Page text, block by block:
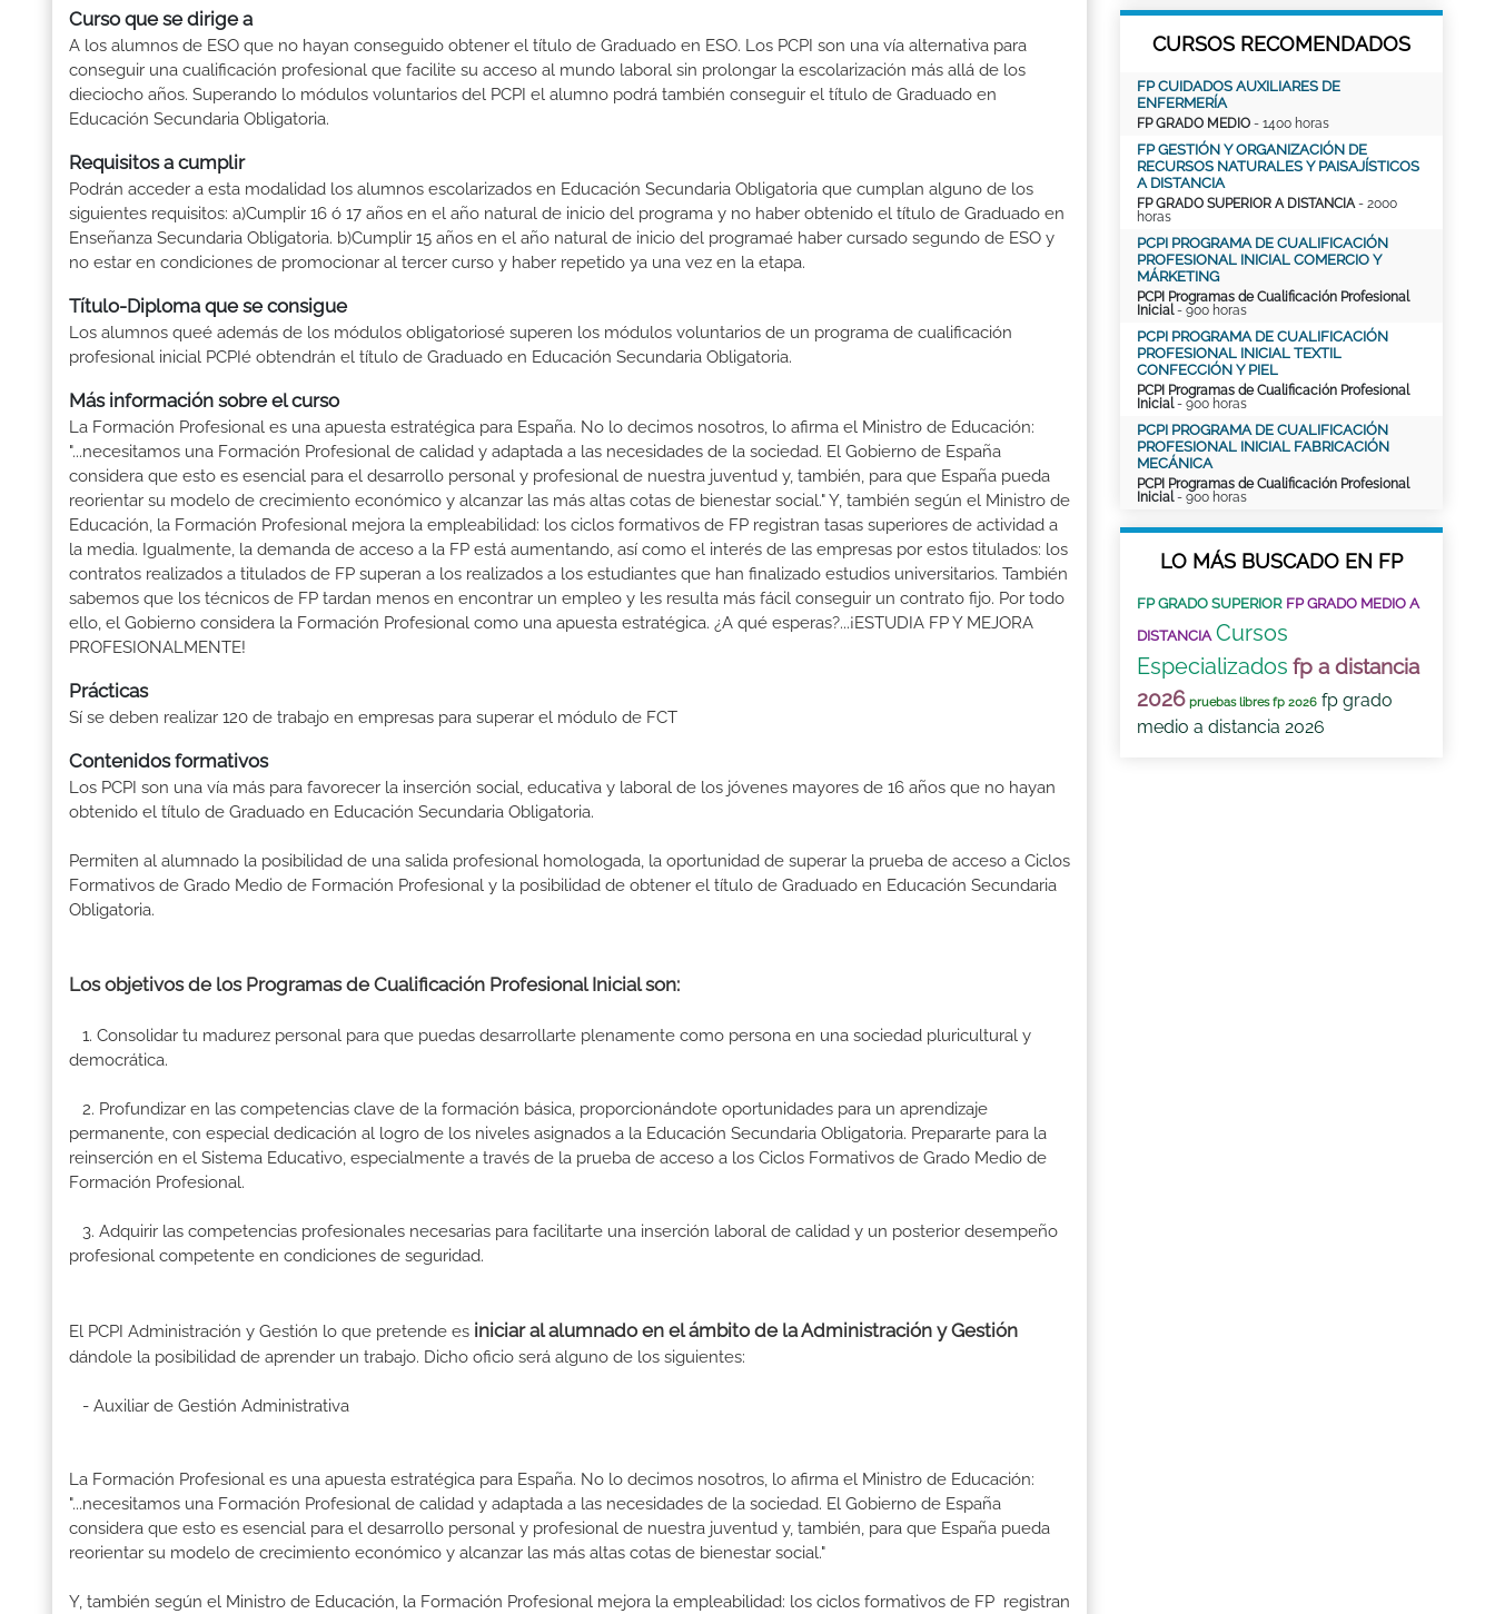
Curso que se dirige a
A los alumnos de ESO que no hayan conseguido obtener el título de Graduado en ESO. Los PCPI son una vía alternativa para
conseguir una cualificación profesional que facilite su acceso al mundo laboral sin prolongar la escolarización más allá de los
dieciocho años. Superando lo módulos voluntarios del PCPI el alumno podrá también conseguir el título de Graduado en
Educación Secundaria Obligatoria.
Requisitos a cumplir
Podrán acceder a esta modalidad los alumnos escolarizados en Educación Secundaria Obligatoria que cumplan alguno de los
siguientes requisitos: a)Cumplir 16 ó 17 años en el año natural de inicio del programa y no haber obtenido el título de Graduado en
Enseñanza Secundaria Obligatoria. b)Cumplir 15 años en el año natural de inicio del programaé haber cursado segundo de ESO y
no estar en condiciones de promocionar al tercer curso y haber repetido ya una vez en la etapa.
Título-Diploma que se consigue
Los alumnos queé además de los módulos obligatoriosé superen los módulos voluntarios de un programa de cualificación
profesional inicial PCPIé obtendrán el título de Graduado en Educación Secundaria Obligatoria.
Más información sobre el curso
La Formación Profesional es una apuesta estratégica para España. No lo decimos nosotros, lo afirma el Ministro de Educación:
"...necesitamos una Formación Profesional de calidad y adaptada a las necesidades de la sociedad. El Gobierno de España
considera que esto es esencial para el desarrollo personal y profesional de nuestra juventud y, también, para que España pueda
reorientar su modelo de crecimiento económico y alcanzar las más altas cotas de bienestar social." Y, también según el Ministro de
Educación, la Formación Profesional mejora la empleabilidad: los ciclos formativos de FP registran tasas superiores de actividad a
la media. Igualmente, la demanda de acceso a la FP está aumentando, así como el interés de las empresas por estos titulados: los
contratos realizados a titulados de FP superan a los realizados a los estudiantes que han finalizado estudios universitarios. También
sabemos que los técnicos de FP tardan menos en encontrar un empleo y les resulta más fácil conseguir un contrato fijo. Por todo
ello, el Gobierno considera la Formación Profesional como una apuesta estratégica. ¿A qué esperas?...¡ESTUDIA FP Y MEJORA
PROFESIONALMENTE!
Prácticas
Sí se deben realizar 120 de trabajo en empresas para superar el módulo de FCT
Contenidos formativos
Los PCPI son una vía más para favorecer la inserción social, educativa y laboral de los jóvenes mayores de 16 años que no hayan
obtenido el título de Graduado en Educación Secundaria Obligatoria.
Permiten al alumnado la posibilidad de una salida profesional homologada, la oportunidad de superar la prueba de acceso a Ciclos
Formativos de Grado Medio de Formación Profesional y la posibilidad de obtener el título de Graduado en Educación Secundaria
Obligatoria.
Los objetivos de los Programas de Cualificación Profesional Inicial son:
1. Consolidar tu madurez personal para que puedas desarrollarte plenamente como persona en una sociedad pluricultural y
democrática.
2. Profundizar en las competencias clave de la formación básica, proporcionándote oportunidades para un aprendizaje
permanente, con especial dedicación al logro de los niveles asignados a la Educación Secundaria Obligatoria. Prepararte para la
reinserción en el Sistema Educativo, especialmente a través de la prueba de acceso a los Ciclos Formativos de Grado Medio de
Formación Profesional.
3. Adquirir las competencias profesionales necesarias para facilitarte una inserción laboral de calidad y un posterior desempeño
profesional competente en condiciones de seguridad.
El PCPI Administración y Gestión lo que pretende es iniciar al alumnado en el ámbito de la Administración y Gestión
dándole la posibilidad de aprender un trabajo. Dicho oficio será alguno de los siguientes:
- Auxiliar de Gestión Administrativa
La Formación Profesional es una apuesta estratégica para España. No lo decimos nosotros, lo afirma el Ministro de Educación:
"...necesitamos una Formación Profesional de calidad y adaptada a las necesidades de la sociedad. El Gobierno de España
considera que esto es esencial para el desarrollo personal y profesional de nuestra juventud y, también, para que España pueda
reorientar su modelo de crecimiento económico y alcanzar las más altas cotas de bienestar social."
Y, también según el Ministro de Educación, la Formación Profesional mejora la empleabilidad: los ciclos formativos de FP registran
CURSOS RECOMENDADOS
FP CUIDADOS AUXILIARES DE
ENFERMERÍA
FP GRADO MEDIO - 1400 horas
FP GESTIÓN Y ORGANIZACIÓN DE
RECURSOS NATURALES Y PAISAJÍSTICOS
A DISTANCIA
FP GRADO SUPERIOR A DISTANCIA- 2000
horas
PCPI PROGRAMA DE CUALIFICACIÓN
PROFESIONAL INICIAL COMERCIO Y
MÁRKETING
PCPI Programas de Cualificación Profesional
Inicial- 900 horas
PCPI PROGRAMA DE CUALIFICACIÓN
PROFESIONAL INICIAL TEXTIL
CONFECCIÓN Y PIEL
PCPI Programas de Cualificación Profesional
Inicial- 900 horas
PCPI PROGRAMA DE CUALIFICACIÓN
PROFESIONAL INICIAL FABRICACIÓN
MECÁNICA
PCPI Programas de Cualificación Profesional
Inicial- 900 horas
LO MÁS BUSCADO EN FP
FP GRADO SUPERIOR FP GRADO MEDIO A
DISTANCIA Cursos
Especializados fp a distancia
2026 pruebas libres fp 2026 fp grado
medio a distancia 2026